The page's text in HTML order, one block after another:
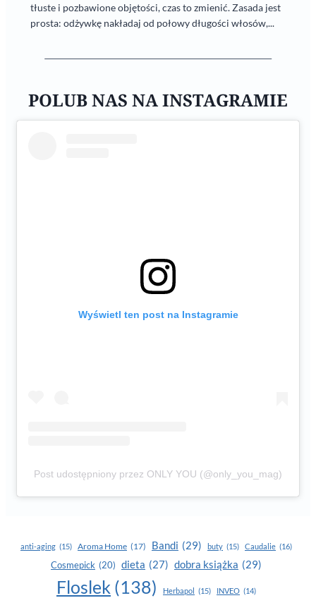
tłuste i pozbawione objętości, czas to zmienić. Zasada jest
prosta: odżywkę nakładaj od połowy długości włosów,...
POLUB NAS NA INSTAGRAMIE
Wyświetl ten post na Instagramie
Post udostępniony przez ONLY YOU (@only_you_mag)
anti-aging (15) Aroma Home (17) Bandi (29) buty (15) Caudalie (16)
Cosmepick (20) dieta (27) dobra książka (29)
Floslek (138) Herbapol (15) INVEO (14)